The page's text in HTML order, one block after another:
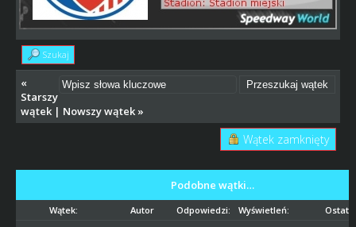
Szukaj
«
Starszy
wątek| Nowszy wątek»
Wątek zamknięty
Podobne wątki…
Wątek: Autor Odpowiedzi: Wyświetleń: